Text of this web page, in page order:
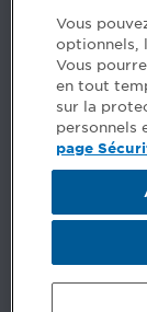
Facebook -
Instagram
LinkedIn - CPA
LinkedIn - 20
LinkedIn -
TikTok
Commentaires
Sécurité et
Conditions
Vous
optionnels,
Vous
en tout
sur la
personnels
page